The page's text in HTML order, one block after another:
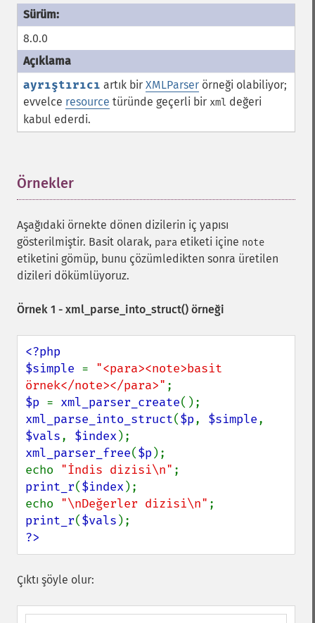
8.0.0
ayrıştırıcı artık bir XMLParser örneği olabiliyor;
evvelce resource türünde geçerli bir xml değeri
kabul ederdi.
Örnekler
Aşağıdaki örnekte dönen dizilerin iç yapısı
gösterilmiştir. Basit olarak, para etiketi içine note
etiketini gömüp, bunu çözümledikten sonra üretilen
dizileri dökümlüyoruz.
Örnek 1 - xml_parse_into_struct() örneği
<?php
$simple = "<para><note>basit
örnek</note></para>"
$p = xml_parser_create
xml_parse_into_struct($p, $simple
$vals, $index
xml_parser_free($p );
echo "İndis dizisi\n"
print_r($index );
echo "\nDeğerler dizisi\n"
print_r($vals
?>
Çıktı şöyle olur: